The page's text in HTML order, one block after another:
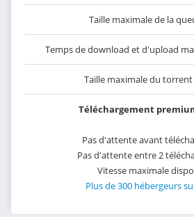
Taille maximale de la
Temps de download et d'upload
Taille maximale du torrent
Téléchargement
Pas d'attente avant
Pas d'attente entre 2
Vitesse maximale
Plus de 300 hébergeurs